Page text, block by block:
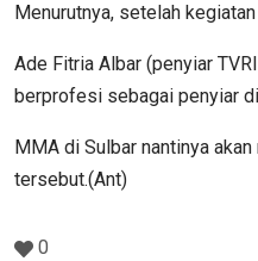
Menurutnya, setelah
Ade Fitria Albar (penyiar
berprofesi sebagai penyiar
MMA di Sulbar nantinya
tersebut.(Ant)
0